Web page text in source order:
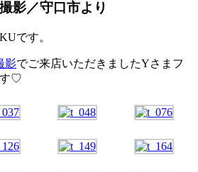
影／守口市より
です。
影でご来店いただきましたYさまフ
す♡